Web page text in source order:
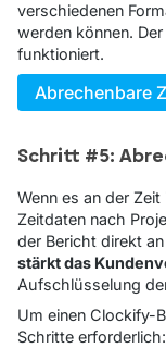
verschiedenen
werden können.
funktioniert.
Abrechenbare
Schritt #5:
Wenn es an der Zeit
Zeitdaten nach
der Bericht direkt
stärkt das
Aufschlüsselung
Um einen Clockify-
Schritte erforderlich: